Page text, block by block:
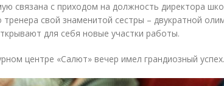
связана с приходом на должность директора
тренера свой знаменитой сестры – двукратной
для себя новые участки работы.
центре «Салют» вечер имел грандиозный